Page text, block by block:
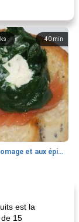
40 min
roulade au fromage et aux épinards
est la
15